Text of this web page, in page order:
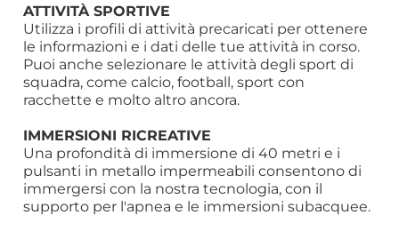
ATTIVITÀ SPORTIVE
Utilizza i profili di attività precaricati per ottenere
le informazioni e i dati delle tue attività in corso.
Puoi anche selezionare le attività degli sport di
squadra, come calcio, football, sport con
racchette e molto altro ancora.
IMMERSIONI RICREATIVE
Una profondità di immersione di 40 metri e i
pulsanti in metallo impermeabili consentono di
immergersi con la nostra tecnologia, con il
supporto per l'apnea e le immersioni subacquee.